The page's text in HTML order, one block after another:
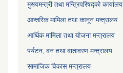
मुख्यमन्त्री तथा मन्त्रिपरिषद्को कार्यालय
आन्तरिक मामिला तथा कानून मन्त्रालय
आर्थिक मामिला तथा योजना मन्त्रालय
पर्यटन, वन तथा वातावरण मन्त्रालय
सामाजिक विकास मन्त्रालय